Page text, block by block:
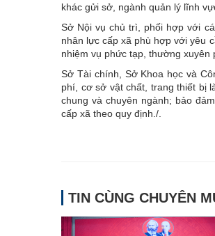
khác gửi sở, ngành quản lý lĩnh
Sở Nội vụ chủ trì, phối hợp với
nhân lực cấp xã phù hợp với yêu
nhiệm vụ phức tạp, thường xuyên
Sở Tài chính, Sở Khoa học và
phí, cơ sở vật chất, trang thiết bị
chung và chuyên ngành; bảo
cấp xã theo quy định./.
TIN CÙNG CHUYÊN